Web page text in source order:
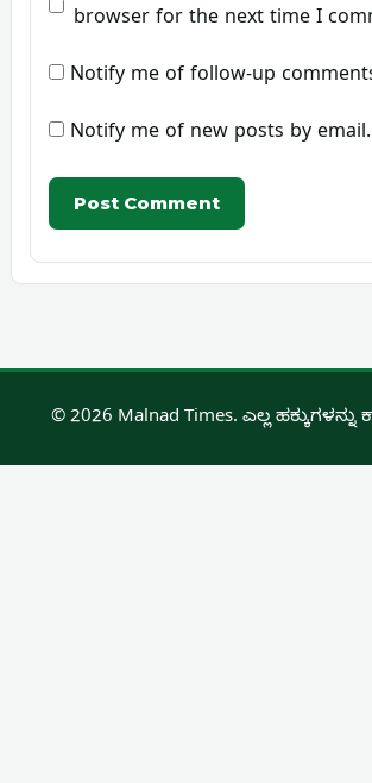
browser for the next time I
Notify me of follow-up
Notify me of new posts by email.
© 2026 Malnad Times. ಎಲ್ಲ